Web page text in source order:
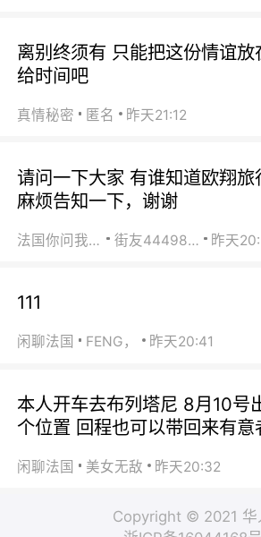
离别终须有 只能把这份情谊放
给时间吧
真情秘密 匿名 昨天21:12
请问一下大家 有谁知道欧翔旅
麻烦告知一下，谢谢
法国你问我答 街友44498484 昨天
111
闲聊法国 FENG， 昨天20:41
本人开车去布列塔尼 8月10号
个位置 回程也可以带回来有意
闲聊法国 美女无敌 昨天20:32
Copyright © 2021 华